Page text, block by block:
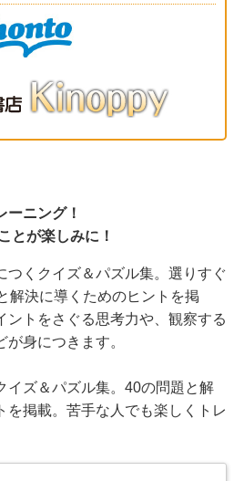
ーニング！
とが楽しみに！
つくクイズ＆パズル集。選りすぐ
解決に導くためのヒントを掲
ントをさぐる思考力や、観察する
身につきます。
イズ＆パズル集。40の問題と解
を掲載。苦手な人でも楽しくトレ